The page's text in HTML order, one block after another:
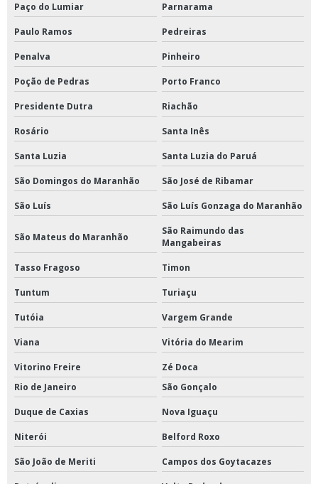
Paço do Lumiar Parnarama
Paulo Ramos Pedreiras
Penalva Pinheiro
Poção de Pedras Porto Franco
Presidente Dutra Riachão
Rosário Santa Inês
Santa Luzia Santa Luzia do Paruá
São Domingos do Maranhão São José de Ribamar
São Luís São Luís Gonzaga do Maranhão
São Mateus do Maranhão
São Raimundo das
Mangabeiras
Tasso Fragoso Timon
Tuntum Turiaçu
Tutóia Vargem Grande
Viana Vitória do Mearim
Vitorino Freire
Zé Doca
Rio de Janeiro
São Gonçalo
Duque de Caxias Nova Iguaçu
Niterói Belford Roxo
São João de Meriti Campos dos Goytacazes